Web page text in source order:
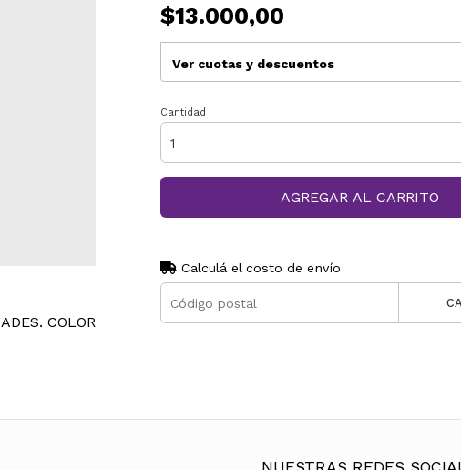
COLOR
$13.000,00
Ver cuotas y descuentos
Cantidad
AGREGAR AL CARRITO
Calculá el costo de envío